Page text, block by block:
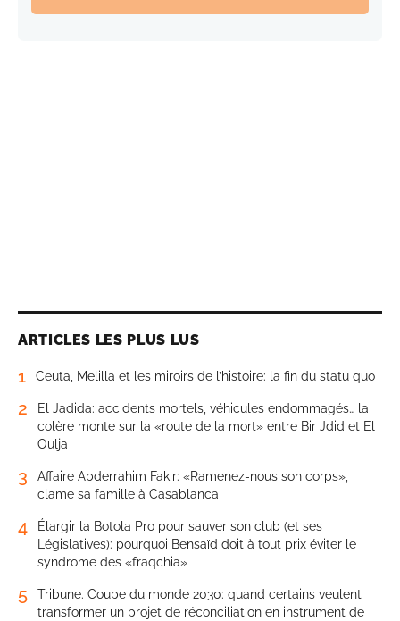
ARTICLES LES PLUS LUS
1 Ceuta, Melilla et les miroirs de l’histoire: la fin du statu quo
2
El Jadida: accidents mortels, véhicules endommagés… la
colère monte sur la «route de la mort» entre Bir Jdid et El
Oulja
3
Affaire Abderrahim Fakir: «Ramenez-nous son corps»,
clame sa famille à Casablanca
4
Élargir la Botola Pro pour sauver son club (et ses
Législatives): pourquoi Bensaïd doit à tout prix éviter le
syndrome des «fraqchia»
5
Tribune. Coupe du monde 2030: quand certains veulent
transformer un projet de réconciliation en instrument de